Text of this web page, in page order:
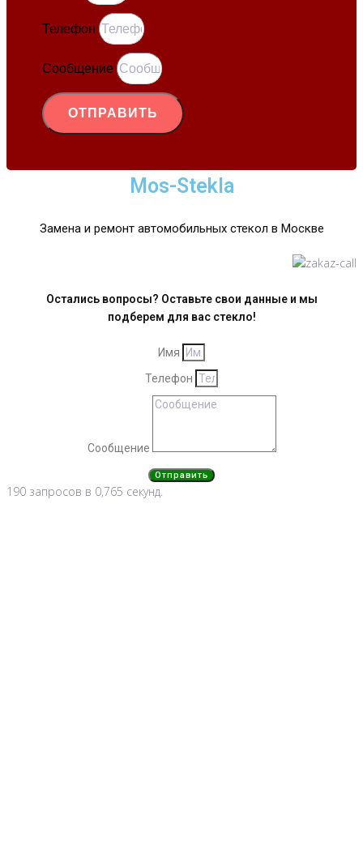
Телефон
Сообщение
ОТПРАВИТЬ
Mos-Stekla
Замена и ремонт автомобильных стекол в Москве
Остались вопросы? Оставьте свои данные и мы
подберем для вас стекло!
Имя
Телефон
Сообщение
Отправить
190 запросов в 0,765 секунд.